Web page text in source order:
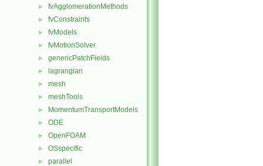
► fvAgglomerationMethods
► fvConstraints
► fvModels
► fvMotionSolver
► genericPatchFields
► lagrangian
► mesh
► meshTools
► MomentumTransportModels
► ODE
► OpenFOAM
► OSspecific
► parallel